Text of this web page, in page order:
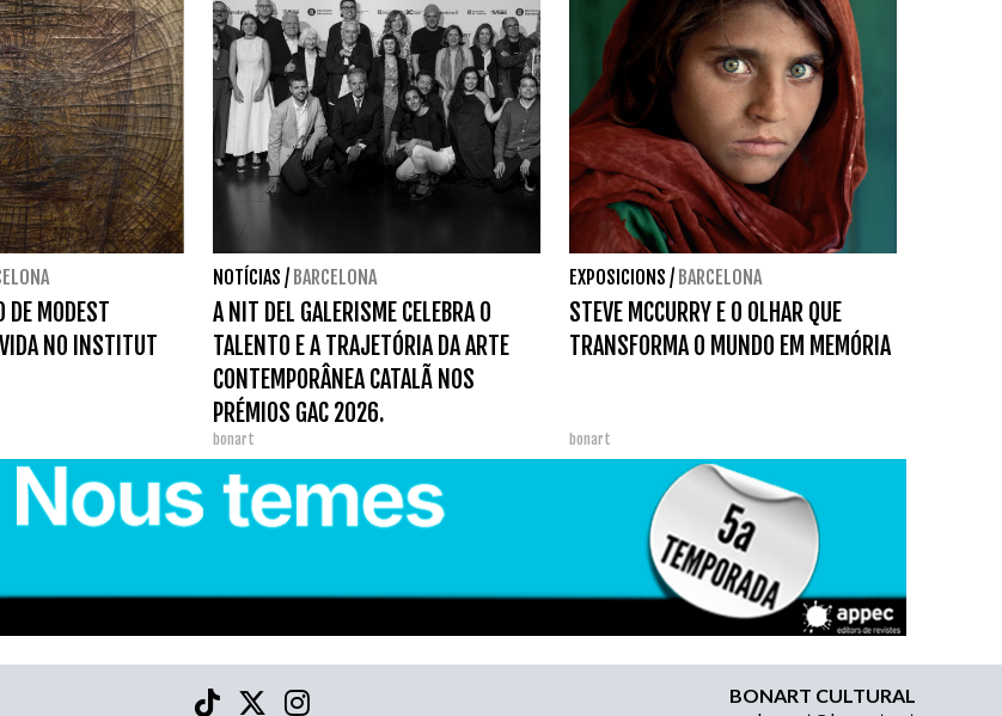
DE MODEST
NO INSTITUT
NOTÍCIAS / BARCELONA
A NIT DEL GALERISME CELEBRA O
TALENTO E A TRAJETÓRIA DA ARTE
CONTEMPORÂNEA CATALÃ NOS
PRÉMIOS GAC 2026.
bonart
EXPOSICIONS / BARCELONA
STEVE MCCURRY E O OLHAR QUE
TRANSFORMA O MUNDO EM MEMÓRIA
bonart
BONART CULTURAL